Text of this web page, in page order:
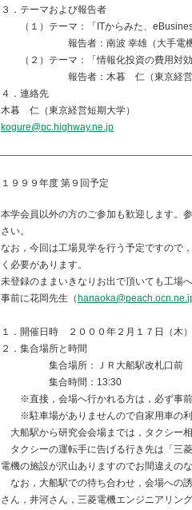
３．テーマおよび報告者
（１）テーマ：「ITからみた、
報告者：南波 幸雄（大手電機
（２）テーマ：「情報化投資の費用対効
報告者：木暮 仁（東京経営短
４．連絡先
木暮 仁（東京経営短期大学）
kogure@pc.highway.ne.jp
１９９９年度 第９回予定
本学会員以外の方のご参加も歓迎します。
さい。
なお，今回は工場見学を行う予定ですので
く必要があります。
未登録のままいきなりお出で頂いても工場
事前に花岡先生（
１．開催日時 ２０００年２月１７日（木
２．集合場所と時間
集合場所：ＪＲ大船駅改札口前
集合時間：13:30
※直接，会場へ行かれる方は，必ず事前
※駐車場がありませんので自家用車の利
大船駅から研究会会場までは，タクシー
タクシーの運転手に告げる行き先は「三
電機の施設が沢山ありますのでお間違えの
なお，大船駅での待ち合わせ，会場への
さん，井河さん，三菱電機エンジニアリン